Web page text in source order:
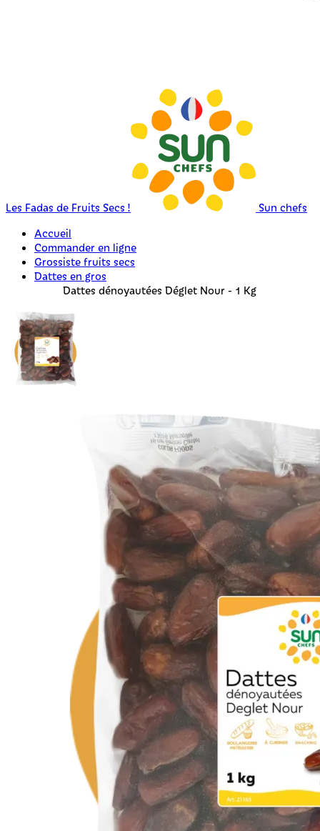
Les Fadas de Fruits Secs !
Sun chefs
Accueil
Commander en ligne
Grossiste fruits secs
Dattes en gros
Dattes dénoyautées Déglet Nour - 1 Kg